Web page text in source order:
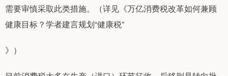
需要审慎采取此类措施。（详见《万亿消费税改革如何兼顾
健康目标？学者建言规划“健康税”
》）